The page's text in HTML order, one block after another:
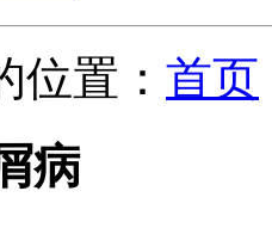
位置： 首页
病